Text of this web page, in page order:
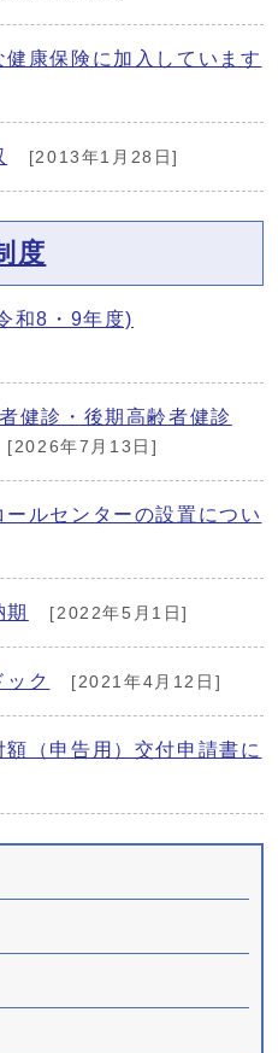
康保険に加入しています
[2013年1月28日]
度
和8・9年度)
健診・後期高齢者健診
[2026年7月13日]
ルセンターの設置につい
[2022年5月1日]
ク [2021年4月12日]
（申告用）交付申請書に